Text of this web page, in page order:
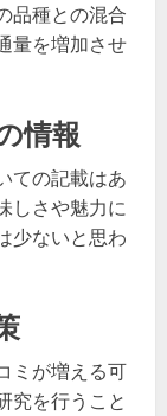
品種との混合
量を増加させ
情報
ての記載はあ
しさや魅力に
少ないと思わ
ミが増える可
究を行うこと